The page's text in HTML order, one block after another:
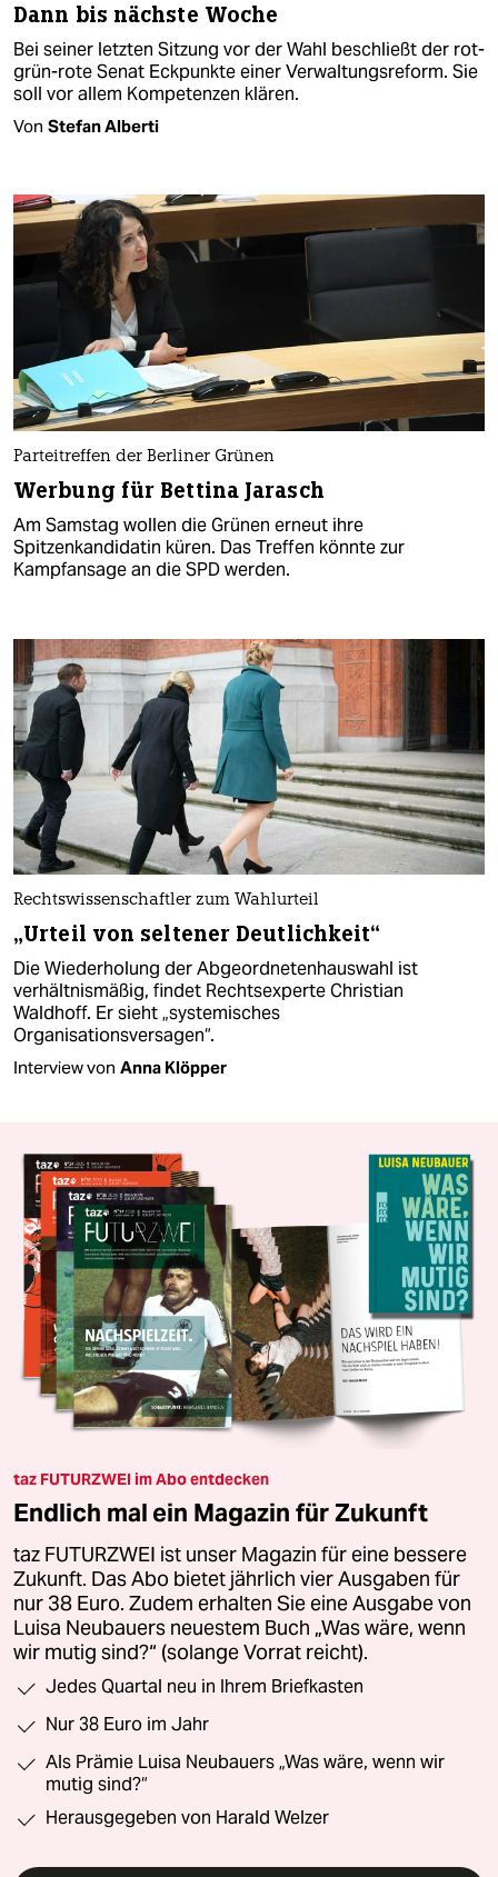
Dann bis nächste Woche
Bei seiner letzten Sitzung vor der Wahl beschließt der rot-
grün-rote Senat Eckpunkte einer Verwaltungsreform. Sie
soll vor allem Kompetenzen klären.
Von Stefan Alberti
Parteitreffen der Berliner Grünen
Werbung für Bettina Jarasch
Am Samstag wollen die Grünen erneut ihre
Spitzenkandidatin küren. Das Treffen könnte zur
Kampfansage an die SPD werden.
Rechtswissenschaftler zum Wahlurteil
„Urteil von seltener Deutlichkeit“
Die Wiederholung der Abgeordnetenhauswahl ist
verhältnismäßig, findet Rechtsexperte Christian
Waldhoff. Er sieht „systemisches
Organisationsversagen“.
Interview von Anna Klöpper
taz FUTURZWEI im Abo entdecken
Endlich mal ein Magazin für Zukunft
taz FUTURZWEI ist unser Magazin für eine bessere
Zukunft. Das Abo bietet jährlich vier Ausgaben für
nur 38 Euro. Zudem erhalten Sie eine Ausgabe von
Luisa Neubauers neuestem Buch „Was wäre, wenn
wir mutig sind?“ (solange Vorrat reicht).
Jedes Quartal neu in Ihrem Briefkasten
Nur 38 Euro im Jahr
Als Prämie Luisa Neubauers „Was wäre, wenn wir
mutig sind?“
Herausgegeben von Harald Welzer